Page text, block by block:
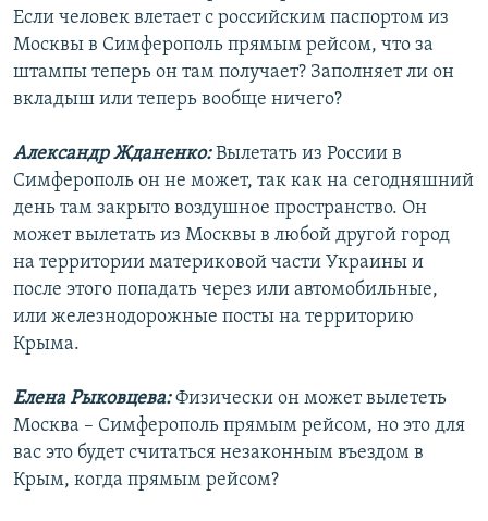
Если человек влетает с российским паспортом из
Москвы в Симферополь прямым рейсом, что за
штампы теперь он там получает? Заполняет ли он
вкладыш или теперь вообще ничего?
Александр Жданенко:Вылетать из России в
Симферополь он не может, так как на сегодняшний
день там закрыто воздушное пространство. Он
может вылетать из Москвы в любой другой город
на территории материковой части Украины и
после этого попадать через или автомобильные,
или железнодорожные посты на территорию
Крыма.
Елена Рыковцева:Физически он может вылететь
Москва – Симферополь прямым рейсом, но это для
вас это будет считаться незаконным въездом в
Крым, когда прямым рейсом?